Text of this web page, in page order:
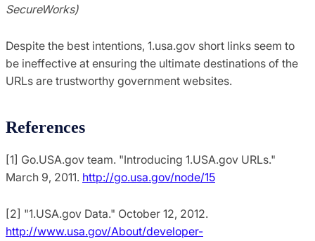
SecureWorks)
Despite the best intentions, 1.usa.gov short links seem to
be ineffective at ensuring the ultimate destinations of the
URLs are trustworthy government websites.
References
[1] Go.USA.gov team. "Introducing 1.USA.gov URLs."
March 9, 2011. http://go.usa.gov/node/15
[2] "1.USA.gov Data." October 12, 2012.
http://www.usa.gov/About/developer-